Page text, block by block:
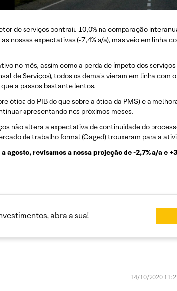
de serviços contraiu 10,0% na comparação
nossas expectativas (-7,4% a/a), mas veio em linha
no mês, assim como a perda de ímpeto dos
de Serviços), todos os demais vieram em linha com
a passos bastante lentos.
ótica do PIB do que sobre a ótica da PMS) e a
apresentando nos próximos meses.
não altera a expectativa de continuidade do
de trabalho formal (Caged) trouxeram para a
revisamos a nossa projeção de -2,7% a/a e
abra a sua!
14/10/2020